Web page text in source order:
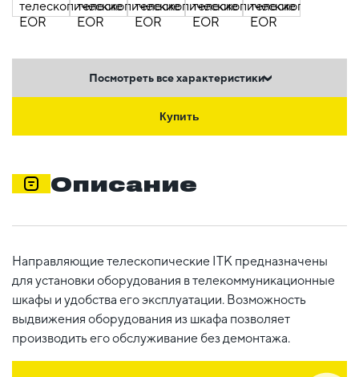
Посмотреть все характеристики
Купить
Описание
Направляющие телескопические ITK предназначены
для установки оборудования в телекоммуникационные
шкафы и удобства его эксплуатации. Возможность
выдвижения оборудования из шкафа позволяет
производить его обслуживание без демонтажа.